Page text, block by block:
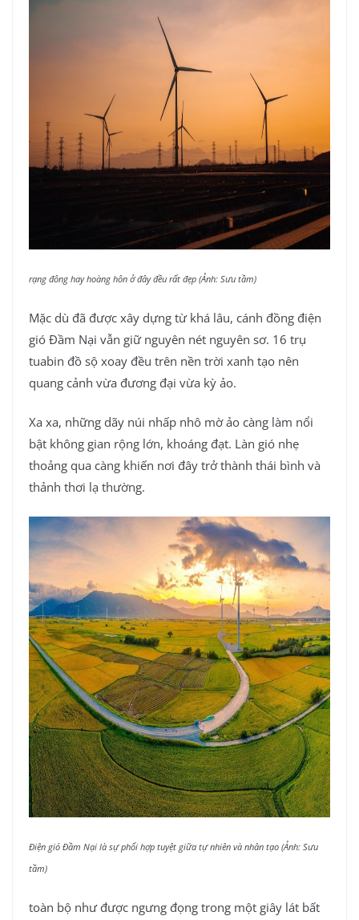
rạng đông hay hoàng hôn ở đây đều rất đẹp (Ảnh: Sưu tầm)
Mặc dù đã được xây dựng từ khá lâu, cánh đồng điện
gió Đầm Nại vẫn giữ nguyên nét nguyên sơ. 16 trụ
tuabin đồ sộ xoay đều trên nền trời xanh tạo nên
quang cảnh vừa đương đại vừa kỳ ảo.
Xa xa, những dãy núi nhấp nhô mờ ảo càng làm nổi
bật không gian rộng lớn, khoáng đạt. Làn gió nhẹ
thoảng qua càng khiến nơi đây trở thành thái bình và
thảnh thơi lạ thường.
Điện gió Đầm Nại là sự phối hợp tuyệt giữa tự nhiên và nhân tạo (Ảnh: Sưu
tầm)
toàn bộ như được ngưng đọng trong một giây lát bất